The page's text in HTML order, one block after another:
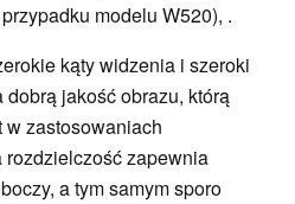
modelu W520), .
kąty widzenia i szeroki
dobrą jakość obrazu, którą
zastosowaniach
zapewnia
a tym samym sporo